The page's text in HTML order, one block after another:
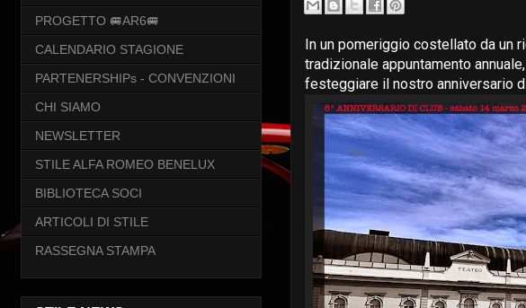
In un pomeriggio costellato da un
tradizionale appuntamento
festeggiare il nostro anniversario
PROGETTO 🚐AR6🚐
CALENDARIO STAGIONE
PARTENERSHIPs - CONVENZIONI
CHI SIAMO
NEWSLETTER
STILE ALFA ROMEO BENELUX
BIBLIOTECA SOCI
ARTICOLI DI STILE
RASSEGNA STAMPA